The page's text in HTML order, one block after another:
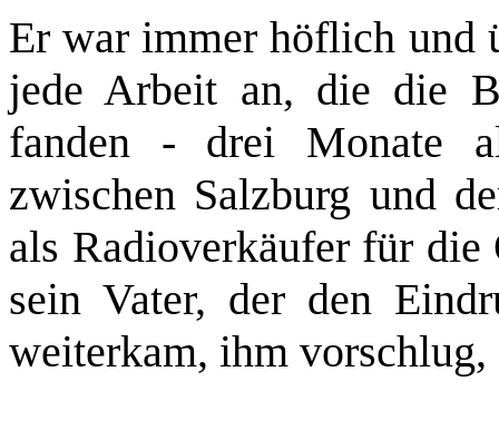
Er war immer höflich und
jede Arbeit an, die die
fanden ‑ drei Monate
zwischen Salzburg und
als Radioverkäufer für die
sein Vater, der den
weiterkam, ihm vorschlug,